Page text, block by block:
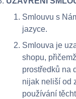
Smlouvu s
jazyce.
Smlouva je
shopu,
prostředků na
nijak neliší od
používání